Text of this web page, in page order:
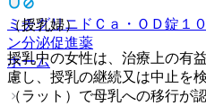
ミチグリニドＣａ・ＯＤ錠１
ン分泌促進薬
ホーム
（授乳婦）
授乳中の女性は、治療上の有
慮し、授乳の継続又は中止を
（ラット）で母乳への移行が